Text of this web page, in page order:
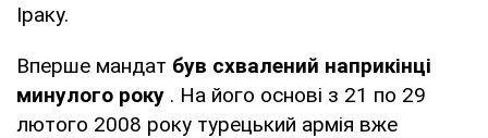
Іраку.
Вперше мандат був схвалений наприкінці
минулого року . На його основі з 21 по 29
лютого 2008 року турецький армія вже